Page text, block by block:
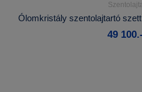
Ólomkristály szentolajtartó
49